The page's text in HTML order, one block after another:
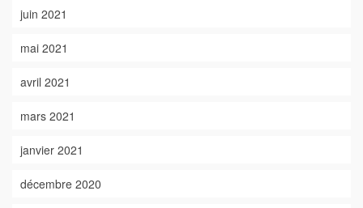
juin 2021
mai 2021
avril 2021
mars 2021
janvier 2021
décembre 2020